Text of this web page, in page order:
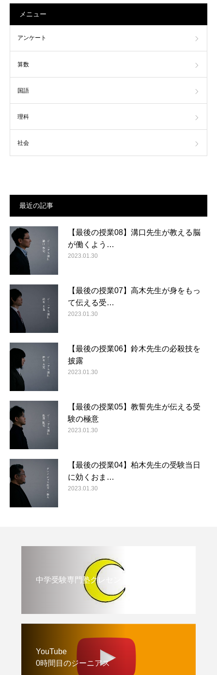
メニュー
アンケート
算数
国語
理科
社会
最近の記事
【最後の授業08】溝口先生が教える脳
が働くよう…
2023.01.30
【最後の授業07】高木先生が身をもっ
て伝える受…
2023.01.30
【最後の授業06】鈴木先生の必殺技を
披露
2023.01.30
【最後の授業05】教誓先生が伝える受
験の極意
2023.01.30
【最後の授業04】柏木先生の受験当日
に効くおま…
2023.01.30
中学受験専門塾クレセント
YouTube
0時間目のジーニアス